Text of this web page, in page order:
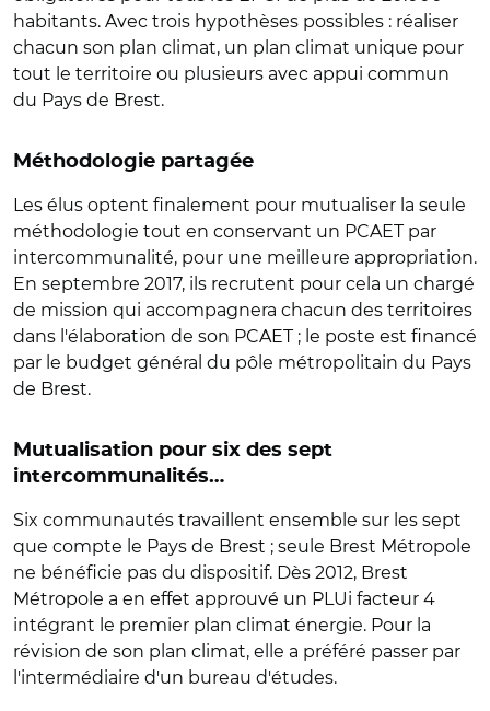
habitants. Avec trois hypothèses possibles : réaliser
chacun son plan climat, un plan climat unique pour
tout le territoire ou plusieurs avec appui commun
du Pays de Brest.
Méthodologie partagée
Les élus optent finalement pour mutualiser la seule
méthodologie tout en conservant un PCAET par
intercommunalité, pour une meilleure appropriation.
En septembre 2017, ils recrutent pour cela un chargé
de mission qui accompagnera chacun des territoires
dans l'élaboration de son PCAET ; le poste est financé
par le budget général du pôle métropolitain du Pays
de Brest.
Mutualisation pour six des sept
intercommunalités…
Six communautés travaillent ensemble sur les sept
que compte le Pays de Brest ; seule Brest Métropole
ne bénéficie pas du dispositif. Dès 2012, Brest
Métropole a en effet approuvé un PLUi facteur 4
intégrant le premier plan climat énergie. Pour la
révision de son plan climat, elle a préféré passer par
l'intermédiaire d'un bureau d'études.